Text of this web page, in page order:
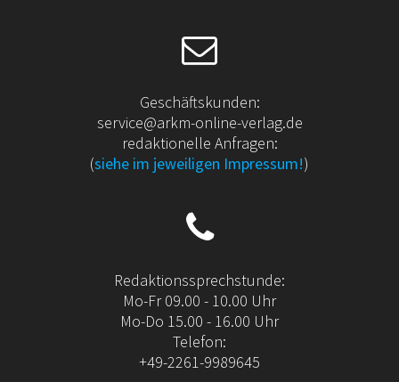
Geschäftskunden:
service@arkm-online-verlag.de
redaktionelle Anfragen:
(siehe im jeweiligen Impressum!)
Redaktionssprechstunde:
Mo-Fr 09.00 - 10.00 Uhr
Mo-Do 15.00 - 16.00 Uhr
Telefon:
+49-2261-9989645